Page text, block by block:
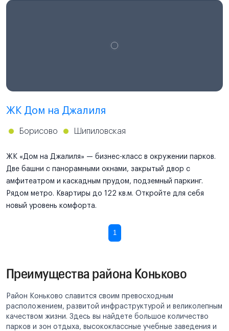
ЖК Дом на Джалиля
Борисово Шипиловская
ЖК «Дом на Джалиля» — бизнес-класс в окружении парков.
Две башни с панорамными окнами, закрытый двор с
амфитеатром и каскадным прудом, подземный паркинг.
Рядом метро. Квартиры до 122 кв.м. Откройте для себя
новый уровень комфорта.
1
Преимущества района Коньково
Район Коньково славится своим превосходным
расположением, развитой инфраструктурой и великолепным
качеством жизни. Здесь вы найдете большое количество
парков и зон отдыха, высококлассные учебные заведения и